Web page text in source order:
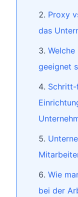
Proxy
das
geeignet
Wie
bei der